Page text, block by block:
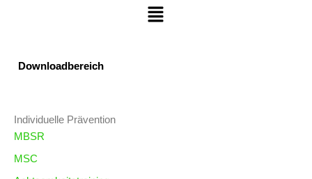
Menü
Downloadbereich
Individuelle Prävention
MBSR
MSC